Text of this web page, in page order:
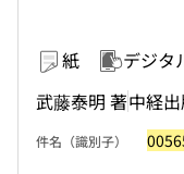
紙 デジタ
武藤泰明 著中経
件名（識別子）